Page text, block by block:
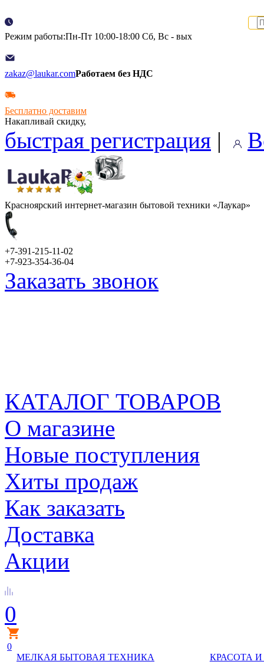
Режим работы:Пн-Пт 10:00-18:00 Сб, Вс - вых
zakaz@laukar.comРаботаем без НДС
Бесплатно доставим
Накапливай скидку,
быстрая регистрация |
Красноярский интернет-магазин бытовой техники «Лаукар»
+7-391-215-11-02
+7-923-354-36-04
Заказать звонок
КАТАЛОГ ТОВАРОВ
О магазине
Новые поступления
Хиты продаж
Как заказать
Доставка
Акции
0
0
МЕЛКАЯ БЫТОВАЯ ТЕХНИКА
КРАСОТА И